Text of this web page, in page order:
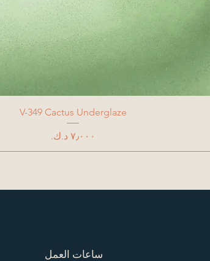
V-349 Cactus Underglaze
السعر
ساعات العمل